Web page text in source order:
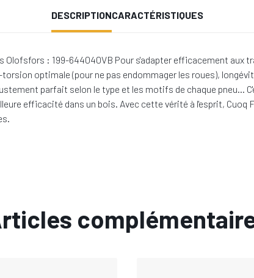
DESCRIPTIONCARACTÉRISTIQUES
Olofsfors : 199-644040VB Pour s'adapter efficacement
optimale (pour ne pas endommager les roues),
parfait selon le type et les motifs de chaque pneu…
efficacité dans un bois. Avec cette vérité à l'esprit,